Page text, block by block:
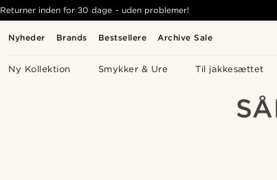
Nyheder Brands Bestsellere Archive Sale
Ny Kollektion Smykker & Ure Til jakkesættet
Returner inden for 30 dage - uden problemer!